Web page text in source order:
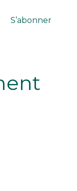
S’abonner